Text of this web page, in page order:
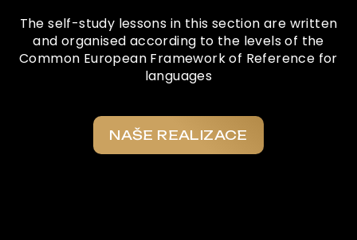
The self-study lessons in this section are written
and organised according to the levels of the
Common European Framework of Reference for
languages
NAŠE REALIZACE